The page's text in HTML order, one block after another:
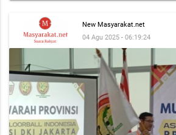
New Masyarakat.net
04 Agu 2025 - 06:19:24